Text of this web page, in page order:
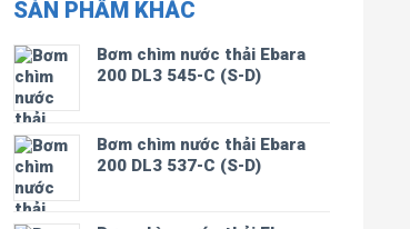
SẢN PHẨM KHÁC
Bơm chìm nước thải Ebara
200 DL3 545-C (S-D)
Bơm chìm nước thải Ebara
200 DL3 537-C (S-D)